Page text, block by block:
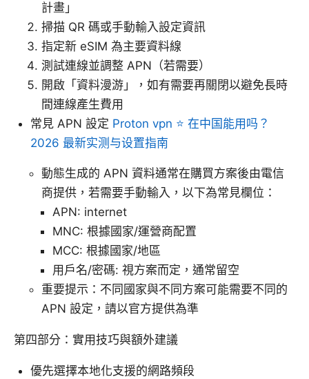
計畫」
掃描 QR 碼或手動輸入設定資訊
指定新 eSIM 為主要資料線
測試連線並調整 APN（若需要）
開啟「資料漫游」，如有需要再關閉以避免長時
間連線產生費用
常見 APN 設定 Proton vpn ⭐ 在中国能用吗？
2026 最新实测与设置指南
動態生成的 APN 資料通常在購買方案後由電信
商提供，若需要手動輸入，以下為常見欄位：
APN: internet
MNC: 根據國家/運營商配置
MCC: 根據國家/地區
用戶名/密碼: 視方案而定，通常留空
重要提示：不同國家與不同方案可能需要不同的
APN 設定，請以官方提供為準
第四部分：實用技巧與額外建議
優先選擇本地化支援的網路頻段